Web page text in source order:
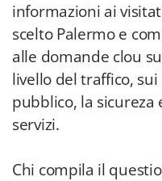
informazioni ai
scelto Palermo e
alle domande clou
livello del traffico,
pubblico, la
servizi.
Chi compila il